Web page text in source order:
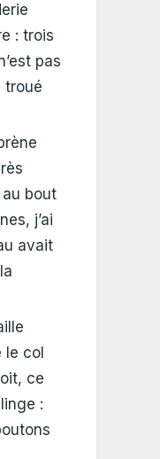
: trois
pas
troué
bout
j’ai
avait
le col
ce
: